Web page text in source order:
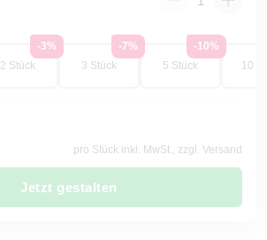
-3%
2 Stück
-7%
3 Stück
-10%
5 Stück
10
pro Stück inkl. MwSt., zzgl. Versand
Jetzt gestalten